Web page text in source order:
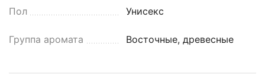
Пол Унисекс
Группа аромата Восточные, древесные